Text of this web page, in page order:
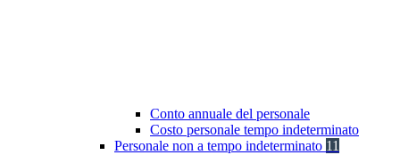
Conto annuale del personale
Costo personale tempo indeterminato
Personale non a tempo indeterminato 11